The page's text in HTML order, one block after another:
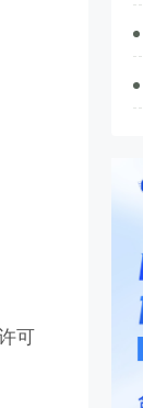
可